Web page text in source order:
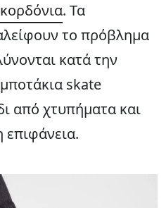
. Τα
το πρόβλημα
κατά την
skate
από χτυπήματα και
επιφάνεια.